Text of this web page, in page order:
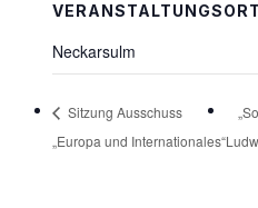
VERANSTALTUNGSORT
Neckarsulm
Sitzung Ausschuss
„Europa und Internationales“